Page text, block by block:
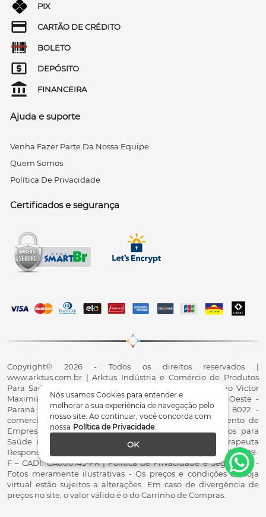
Nós usamos Cookies para entender e
melhorar a sua experiência de navegação pelo
nosso site. Ao continuar, você concorda com
nossa Política de Privacidade.
OK
PIX
CARTÃO DE CRÉDITO
BOLETO
DEPÓSITO
FINANCEIRA
Ajuda e suporte
Venha Fazer Parte Da Nossa Equipe
Quem Somos
Política De Privacidade
Certificados e segurança
Copyright© 2026 - Todos os direitos reservados |
www.arktus.com.br | Arktus Indústria e Comércio de Produtos
Para Saúde Ltda | CNPJ: 01.417.367/0001-78 | R. Antônio Victor
Maximiano, 107, Parque Industrial II, Santa Tereza do Oeste -
Paraná - CEP 85825-900 - Fale conosco: 0800 200 8022 -
comercial@arktus.com.br | Autorização de Funcionamento de
Empresa - AFE/ANVISA - Para Fabricação de Produtos para
Saúde (Correlatos): 8.02.844-5 (UX418X102741) - Fisioterapeuta
Responsável Técnico Dr. Alex Fernando Zani - Crefito8(PR): 8409-
F – CADI: CA000145-PR | Política de Privacidade e Segurança -
Fotos meramente ilustrativas - Os preços e condições da loja
virtual estão sujeitos a alterações. Em caso de divergência de
preços no site, o valor válido é o do Carrinho de Compras.